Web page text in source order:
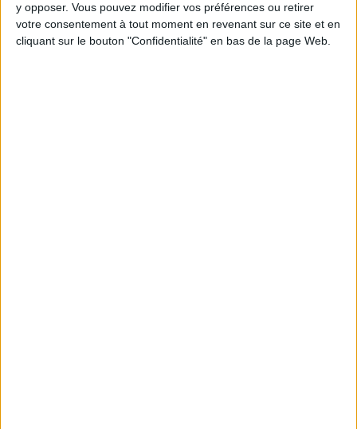
y opposer. Vous pouvez modifier vos préférences ou retirer
votre consentement à tout moment en revenant sur ce site et en
cliquant sur le bouton "Confidentialité" en bas de la page Web.